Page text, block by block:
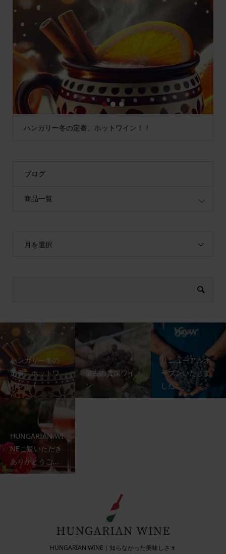
ハンガリー冬の定番、ホットワイン！！
1 2 3
ブログ
商品一覧
月を選択
ハンガリー冬の
定番、ホットワ
イン！！
最古の貴腐ワイ
ン
リニューアルオ
ープンいたしま
した
HUNGARIAN WI
NEご覧いただき
ありがとうご...
HUNGARIAN WINE｜知らなかった美味しさ🍷